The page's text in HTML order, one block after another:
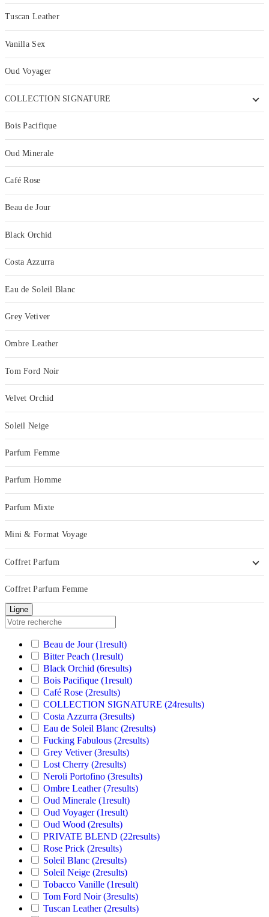
Tuscan Leather
Vanilla Sex
Oud Voyager
COLLECTION SIGNATURE
Bois Pacifique
Oud Minerale
Café Rose
Beau de Jour
Black Orchid
Costa Azzurra
Eau de Soleil Blanc
Grey Vetiver
Ombre Leather
Tom Ford Noir
Velvet Orchid
Soleil Neige
Parfum Femme
Parfum Homme
Parfum Mixte
Mini & Format Voyage
Coffret Parfum
Coffret Parfum Femme
Ligne
Beau de Jour(1result)
Bitter Peach (1result)
Black Orchid (6results)
Bois Pacifique (1result)
Café Rose (2results)
COLLECTION SIGNATURE (24results)
Costa Azzurra (3results)
Eau de Soleil Blanc (2results)
Fucking Fabulous (2results)
Grey Vetiver(3results)
Lost Cherry (2results)
Neroli Portofino (3results)
Ombre Leather(7results)
Oud Minerale (1result)
Oud Voyager(1result)
Oud Wood (2results)
PRIVATE BLEND (22results)
Rose Prick (2results)
Soleil Blanc (2results)
Soleil Neige (2results)
Tobacco Vanille (1result)
Tom Ford Noir(3results)
Tuscan Leather(2results)